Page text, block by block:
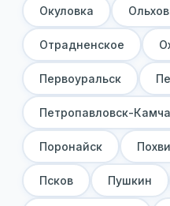
Окуловка
Отрадненское
Первоуральск
Петропавловск-
Поронайск
Псков Пушкин